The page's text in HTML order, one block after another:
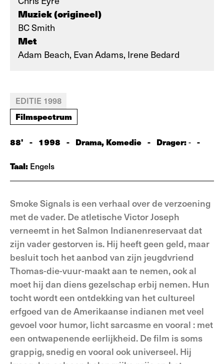
Muziek (origineel)
BC Smith
Met
Adam Beach, Evan Adams, Irene Bedard
EDITIE 1998
Filmspectrum
88' - 1998 - Drama, Komedie - Drager:- -
Taal: Engels
Smoke Signals is een verhaal over de verzoening
met de vader. De atletische Victor Joseph
verneemt in het Salmon Indianenreservaat dat
zijn vader gestorven is. Hij heeft geen geld, maar
besluit toch het aanbod van zijn jeugdvriend
Thomas-die-vuur-maakt aan te nemen, ook al
moet hij dan diens gezelschap erbij nemen. Hun
tocht wordt een ontdekking van het cultureel
erfgoed van de Amerikaanse indianen met veel
gevoel voor humor, licht sarcasme en vooral : met
een ontwapenende eerlijkheid. De film is soms
grappig, snedig en vooral ook universeel. Hij